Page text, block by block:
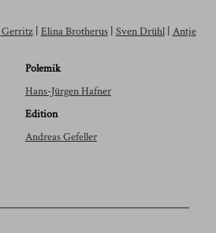
| Elina Brotherus| Sven Drühl| Antje
Polemik
Hans-Jürgen Hafner
Edition
Andreas Gefeller